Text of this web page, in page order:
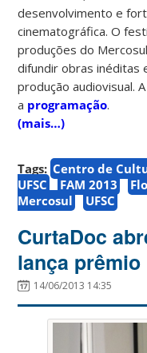
desenvolvimento e
cinematográfica. O
produções do
difundir obras inéditas
produção audiovisual.
a programação.
(mais…)
Tags: Centro de
UFSC
FAM 2013
Mercosul
UFSC
CurtaDoc
lança prêmio
14/06/2013 14:35